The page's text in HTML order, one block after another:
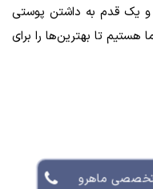
و یک قدم به داشتن پوستی
هستیم تا بهترین‌ها را برای
تخصصی ماهرو